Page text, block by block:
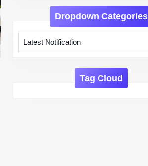
Dropdown Categories
Tag Cloud